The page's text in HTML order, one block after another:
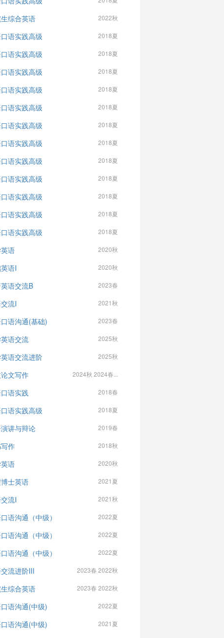
综合英语 2022秋
语实践高级 2018夏
语实践高级 2018夏
语实践高级 2018夏
语实践高级 2018夏
语实践高级 2018夏
语实践高级 2018夏
语实践高级 2018夏
语实践高级 2018夏
语实践高级 2018夏
语实践高级 2018夏
语实践高级 2018夏
语实践高级 2018夏
语 2020秋
语I 2020秋
语交流B 2023春
流I 2021秋
语沟通(基础) 2023春
语交流 2025秋
语交流进阶 2025秋
文写作 2024秋 2024春...
语实践 2018春
语实践高级 2018夏
讲与辩论 2019春
作 2018秋
语 2020秋
士英语 2021夏
流I 2021秋
语沟通（中级） 2022夏
语沟通（中级） 2022夏
语沟通（中级） 2022夏
流进阶III 2023春 2022秋
综合英语 2023春 2022秋
语沟通(中级) 2022夏
语沟通(中级) 2021夏